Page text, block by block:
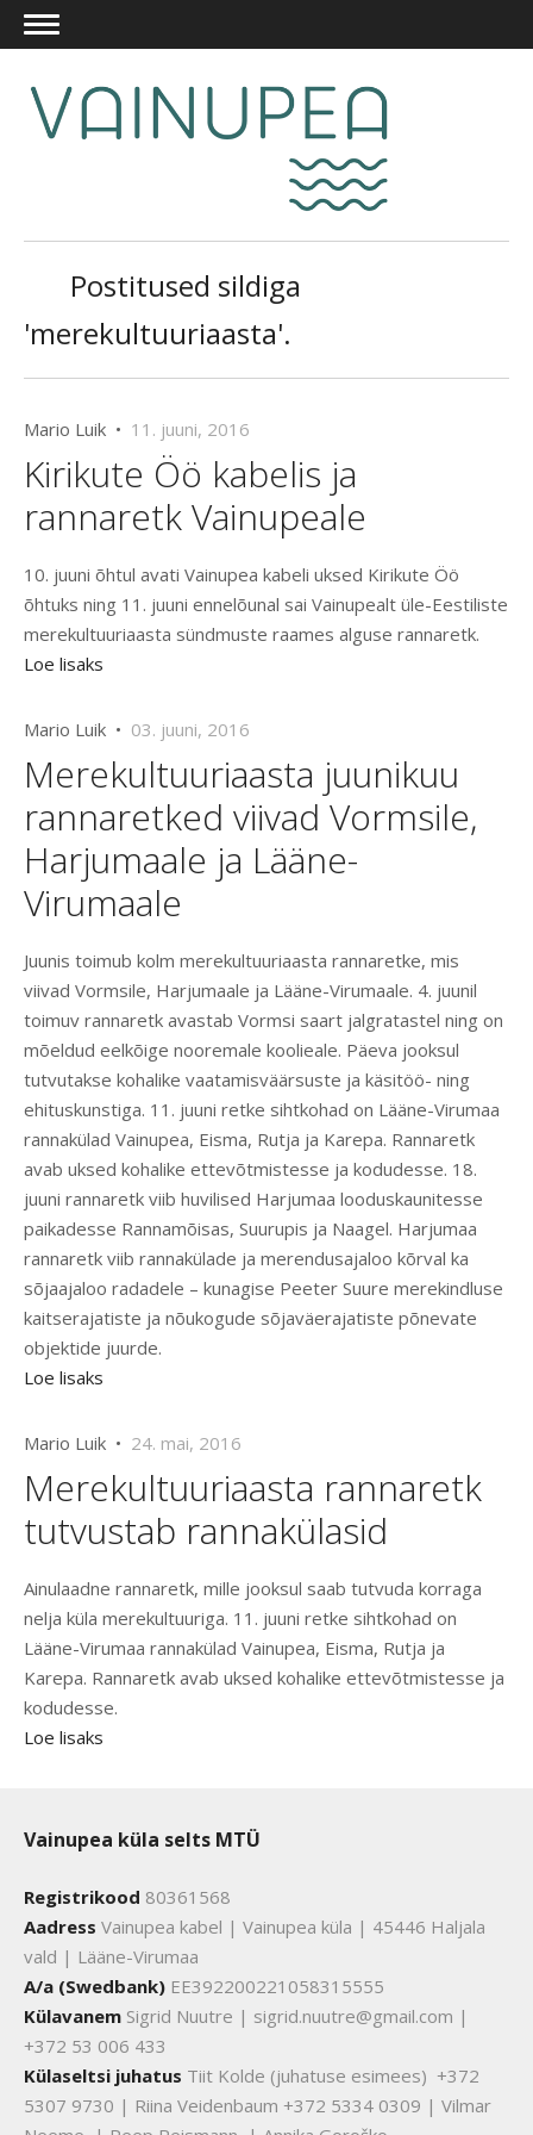
Postitused sildiga
'merekultuuriaasta'.
Mario Luik • 11. juuni, 2016
Kirikute Öö kabelis ja
rannaretk Vainupeale
10. juuni õhtul avati Vainupea kabeli uksed Kirikute Öö
õhtuks ning 11. juuni ennelõunal sai Vainupealt üle-Eestiliste
merekultuuriaasta sündmuste raames alguse rannaretk.
Loe lisaks
Mario Luik • 03. juuni, 2016
Merekultuuriaasta juunikuu
rannaretked viivad Vormsile,
Harjumaale ja Lääne-
Virumaale
Juunis toimub kolm merekultuuriaasta rannaretke, mis
viivad Vormsile, Harjumaale ja Lääne-Virumaale. 4. juunil
toimuv rannaretk avastab Vormsi saart jalgratastel ning on
mõeldud eelkõige nooremale koolieale. Päeva jooksul
tutvutakse kohalike vaatamisväärsuste ja käsitöö- ning
ehituskunstiga. 11. juuni retke sihtkohad on Lääne-Virumaa
rannakülad Vainupea, Eisma, Rutja ja Karepa. Rannaretk
avab uksed kohalike ettevõtmistesse ja kodudesse. 18.
juuni rannaretk viib huvilised Harjumaa looduskaunitesse
paikadesse Rannamõisas, Suurupis ja Naagel. Harjumaa
rannaretk viib rannakülade ja merendusajaloo kõrval ka
sõjaajaloo radadele – kunagise Peeter Suure merekindluse
kaitserajatiste ja nõukogude sõjaväerajatiste põnevate
objektide juurde.
Loe lisaks
Mario Luik • 24. mai, 2016
Merekultuuriaasta rannaretk
tutvustab rannakülasid
Ainulaadne rannaretk, mille jooksul saab tutvuda korraga
nelja küla merekultuuriga. 11. juuni retke sihtkohad on
Lääne-Virumaa rannakülad Vainupea, Eisma, Rutja ja
Karepa. Rannaretk avab uksed kohalike ettevõtmistesse ja
kodudesse.
Loe lisaks
Vainupea küla selts MTÜ
Registrikood 80361568
Aadress Vainupea kabel | Vainupea küla | 45446 Haljala
vald | Lääne-Virumaa
A/a (Swedbank) EE392200221058315555
Külavanem Sigrid Nuutre | sigrid.nuutre@gmail.com |
+372 53 006 433
Külaseltsi juhatus Tiit Kolde (juhatuse esimees) +372
5307 9730 | Riina Veidenbaum +372 5334 0309 | Vilmar